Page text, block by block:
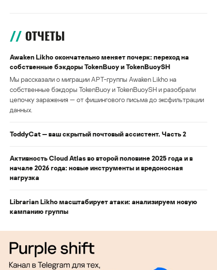
ОТЧЕТЫ
Awaken Likho окончательно меняет почерк: переход на
собственные бэкдоры TokenBuoy и TokenBuoySH
Мы рассказали о миграции APT-группы Awaken Likho на
собственные бэкдоры TokenBuoy и TokenBuoySH и разобрали
цепочку заражения — от фишингового письма до эксфильтрации
данных.
ToddyCat — ваш скрытый почтовый ассистент. Часть 2
Активность Cloud Atlas во второй половине 2025 года и в
начале 2026 года: новые инструменты и вредоносная
нагрузка
Librarian Likho масштабирует атаки: анализируем новую
кампанию группы